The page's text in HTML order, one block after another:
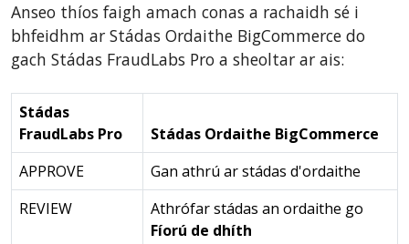
Anseo thíos faigh amach conas a rachaidh sé i
bhfeidhm ar Stádas Ordaithe BigCommerce do
gach Stádas FraudLabs Pro a sheoltar ar ais:
Stádas
FraudLabs Pro
Stádas Ordaithe BigCommerce
APPROVE
Gan athrú ar stádas d'ordaithe
REVIEW
Athrófar stádas an ordaithe go
Fíorú de dhíth